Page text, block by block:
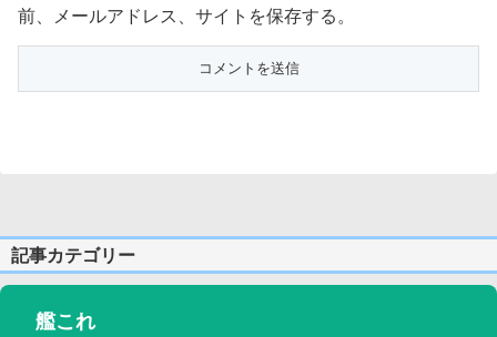
前、メールアドレス、サイトを保存する。
記事カテゴリー
艦これ